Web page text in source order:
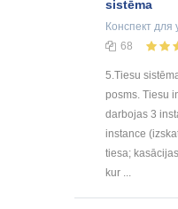
sistēma
Конспект для
68
5.Tiesu
posms. Tiesu
darbojas 3
instance
tiesa;
kur ...